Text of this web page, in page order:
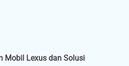
Mobil Lexus dan Solusi